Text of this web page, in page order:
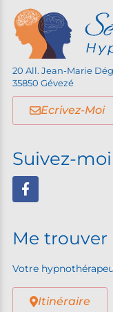
20 All. Jean-Marie
35850 Gévezé
Ecrivez-Moi
Suivez-moi
Me trouver
Votre
Itinéraire